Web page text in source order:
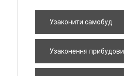
Узаконити самобуд
Узаконення прибудови